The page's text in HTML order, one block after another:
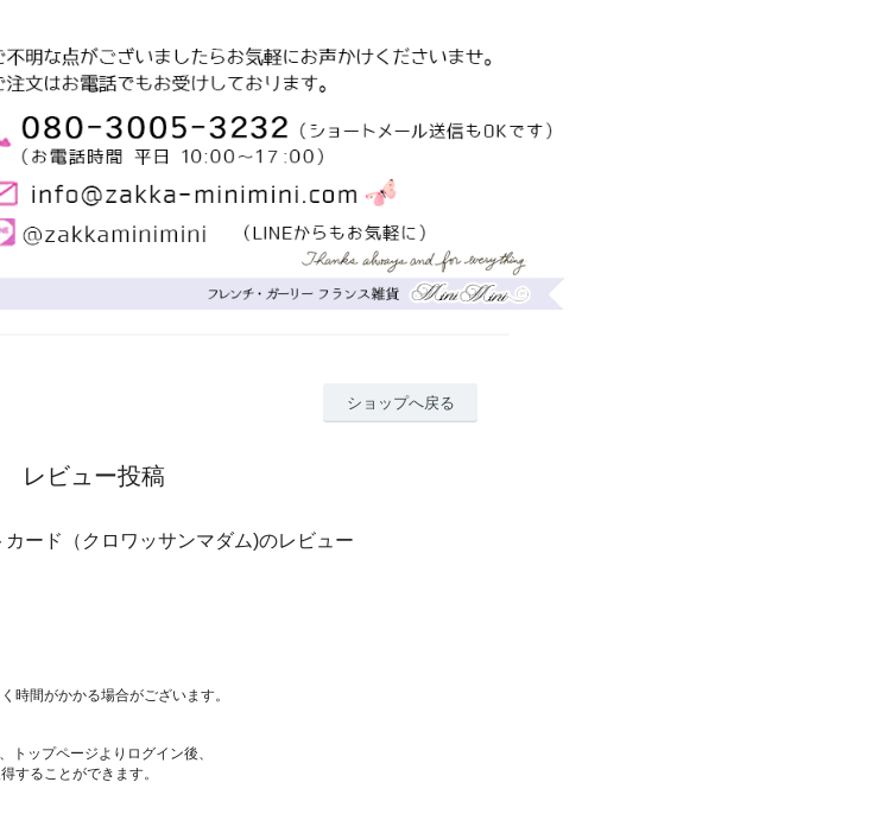
ショップへ戻る
レビュー投稿
カード（クロワッサンマダム)のレビュー
時間がかかる場合がございます。
ップページよりログイン後、
することができます。